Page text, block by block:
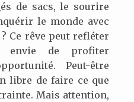
de sacs, le sourire
le monde avec
Ce rêve peut refléter
de profiter
Peut-être
libre de faire ce que
Mais attention,